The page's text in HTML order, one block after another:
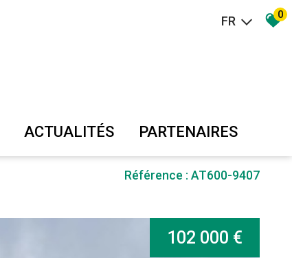
FR 0
ACTUALITÉS PARTENAIRES
Référence : AT600-9407
102 000 €